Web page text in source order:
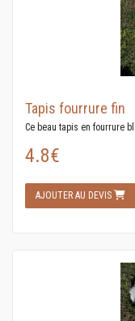
Tapis fourrure fin
Ce beau tapis en fourrure
4.8€
AJOUTER AU DEVIS